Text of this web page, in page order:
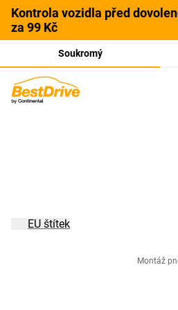
Kontrola vozidla před
za 99 Kč
Soukromý
Montáž
EU štítek